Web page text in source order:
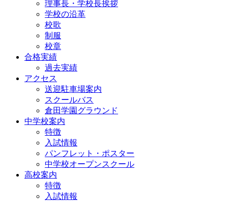
理事長・学校長挨拶
学校の沿革
校歌
制服
校章
合格実績
過去実績
アクセス
送迎駐車場案内
スクールバス
倉田学園グラウンド
中学校案内
特徴
入試情報
パンフレット・ポスター
中学校オープンスクール
高校案内
特徴
入試情報